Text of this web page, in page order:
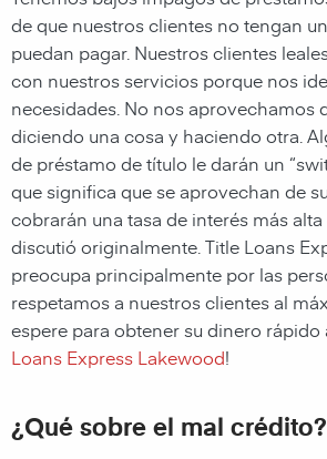
de que nuestros clientes no tengan
puedan pagar. Nuestros clientes
con nuestros servicios porque nos
necesidades. No nos aprovechamos
diciendo una cosa y haciendo otra.
de préstamo de título le darán un
que significa que se aprovechan de
cobrarán una tasa de interés más alta
discutió originalmente. Title Loans
preocupa principalmente por las
respetamos a nuestros clientes al
espere para obtener su dinero rápido
Loans Express Lakewood!
¿Qué sobre el mal crédito?